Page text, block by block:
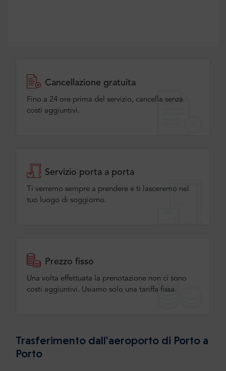
Cancellazione gratuita
Fino a 24 ore prima del servizio, cancella senza
costi aggiuntivi.
Servizio porta a porta
Ti verremo sempre a prendere e ti lasceremo nel
tuo luogo di soggiorno.
Prezzo fisso
Una volta effettuata la prenotazione non ci sono
costi aggiuntivi. Usiamo solo una tariffa fissa.
Trasferimento dall'aeroporto di Porto a
Porto